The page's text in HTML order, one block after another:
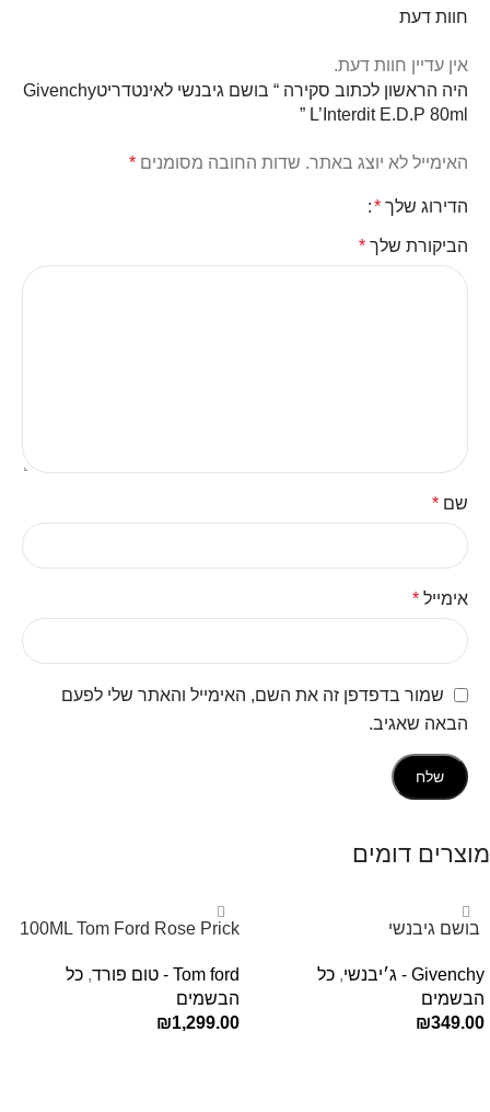
חוות דעת
אין עדיין חוות דעת.
היה הראשון לכתוב סקירה “‏ בושם גיבנשי לאינטדריטGivenchy
L’Interdit E.D.P 80ml ‏”
האימייל לא יוצג באתר. שדות החובה מסומנים *
הדירוג שלך *
הביקורת שלך *
שם *
אימייל *
שמור בדפדפן זה את השם, האימייל והאתר שלי לפעם
הבאה שאגיב.
מוצרים דומים
‏ בושם גיבנשי
E.D.P 80ml ‏
Givenchy - ג׳יבנשי , כל
הבשמים
₪349.00
100ML Tom Ford Rose Prick
Tom ford - טום פורד
, כל
הבשמים
₪1,299.00